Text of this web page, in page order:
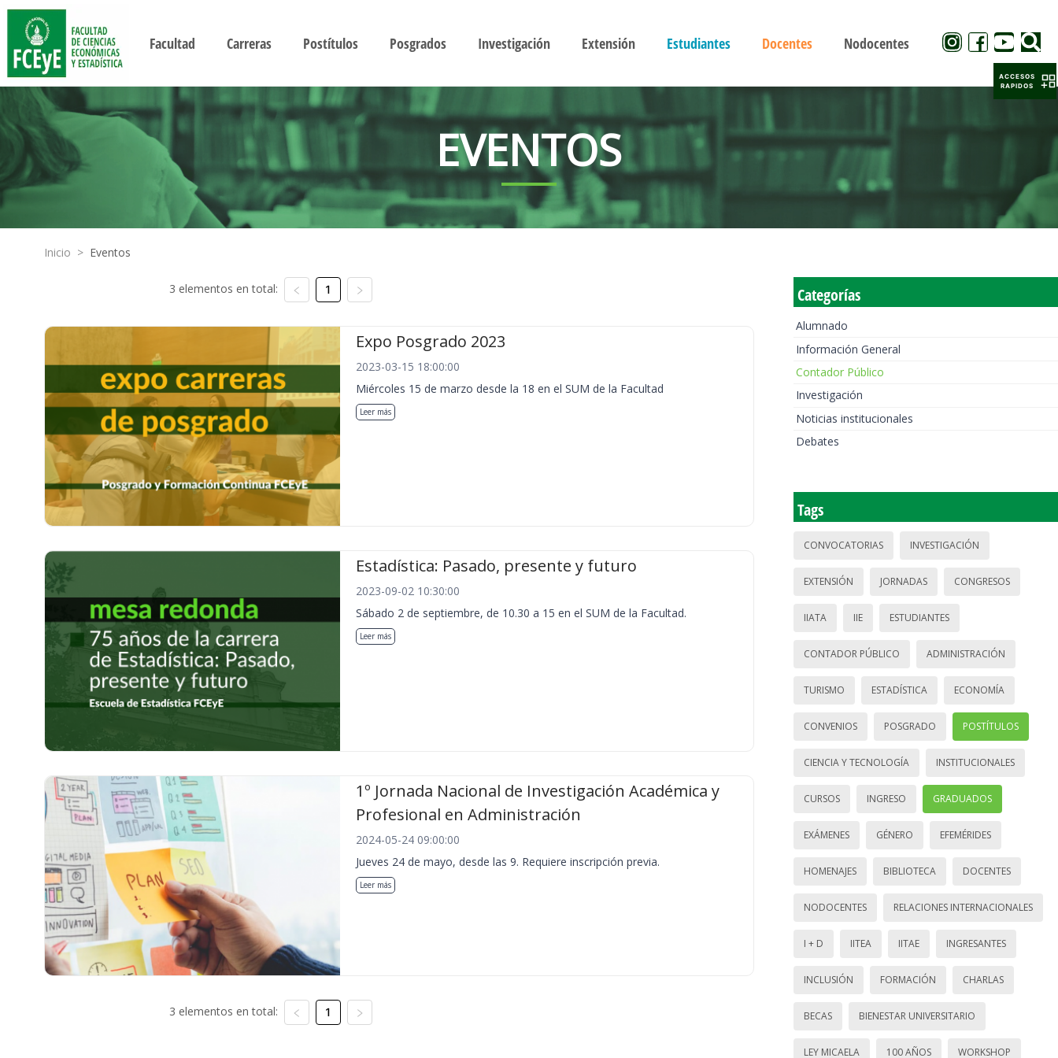
Facultad Carreras Postítulos Posgrados Investigación Extensión Estudiantes Docentes Nodocentes
EVENTOS
Inicio > Eventos
3 elementos en total: 1
Expo Posgrado 2023
2023-03-15 18:00:00
Miércoles 15 de marzo desde la 18 en el SUM de la Facultad
Leer más
Estadística: Pasado, presente y futuro
2023-09-02 10:30:00
Sábado 2 de septiembre, de 10.30 a 15 en el SUM de la Facultad.
Leer más
1º Jornada Nacional de Investigación Académica y
Profesional en Administración
2024-05-24 09:00:00
Jueves 24 de mayo, desde las 9. Requiere inscripción previa.
Leer más
3 elementos en total: 1
Categorías
Alumnado
Información General
Contador Público
Investigación
Noticias institucionales
Debates
Tags
CONVOCATORIAS INVESTIGACIÓN
EXTENSIÓN JORNADAS CONGRESOS
IIATA IIE ESTUDIANTES
CONTADOR PÚBLICO ADMINISTRACIÓN
TURISMO ESTADÍSTICA ECONOMÍA
CONVENIOS POSGRADO POSTÍTULOS
CIENCIA Y TECNOLOGÍA INSTITUCIONALES
CURSOS INGRESO GRADUADOS
EXÁMENES GÉNERO EFEMÉRIDES
HOMENAJES BIBLIOTECA DOCENTES
NODOCENTES RELACIONES INTERNACIONALES
I + D IITEA IITAE INGRESANTES
INCLUSIÓN FORMACIÓN CHARLAS
BECAS BIENESTAR UNIVERSITARIO
LEY MICAELA 100 AÑOS WORKSHOP
ACCESOS
RAPIDOS